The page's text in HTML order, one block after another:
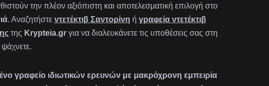
την πλέον αξιόπιστη και αποτελεσματική επιλογή στο
. Αναζητήστε ντετέκτιβ Σαντορίνη ή γραφεία ντετέκτιβ
της Krypteia.grγια να διαλευκάνετε τις υποθέσεις σας στη
γραφείο ιδιωτικών ερευνών με μακρόχρονη εμπειρία